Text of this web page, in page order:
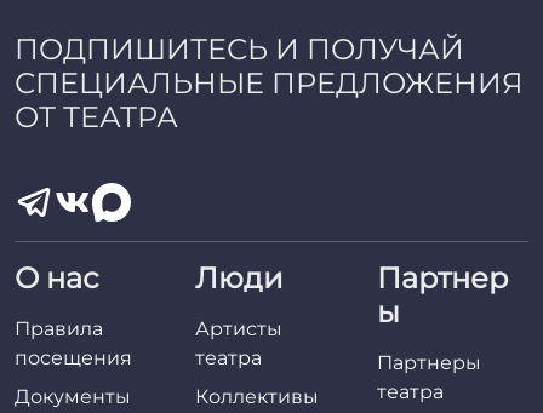
m
i
ПОДПИШИТЕСЬ И ПОЛУЧАЙ
СПЕЦИАЛЬНЫЕ ПРЕДЛОЖЕНИЯ
ОТ ТЕАТРА
О нас
Правила
посещения
Документы
Люди
Артисты
театра
Коллективы
Партнер
ы
Партнеры
театра